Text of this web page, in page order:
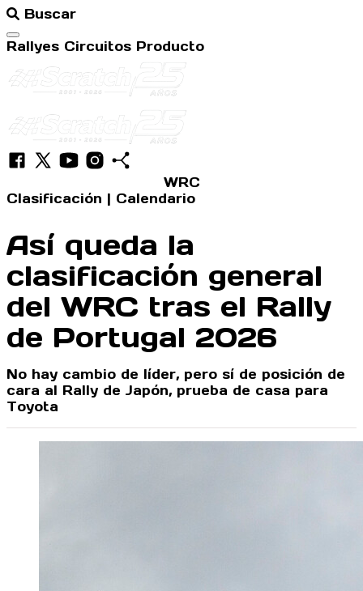
Buscar
Abrir menú
Rallyes Circuitos Producto
WRC
Clasificación | Calendario
Así queda la
clasificación general
del WRC tras el Rally
de Portugal 2026
No hay cambio de líder, pero sí de posición de
cara al Rally de Japón, prueba de casa para
Toyota